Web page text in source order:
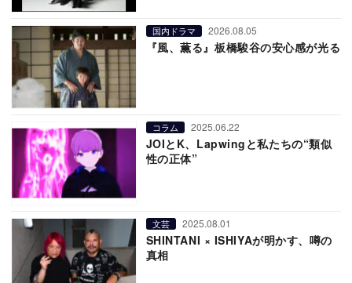
国内ドラマ 2026.08.05
『風、薫る』板橋駿谷の安心感が光る
コラム 2025.06.22
JOIとK、Lapwingと私たちの“類似
性の正体”
文芸 2025.08.01
SHINTANI × ISHIYAが明かす、噂の
真相